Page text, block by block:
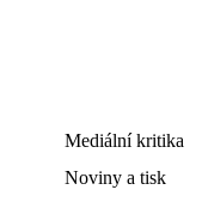
Mediální kritika
Noviny a tisk